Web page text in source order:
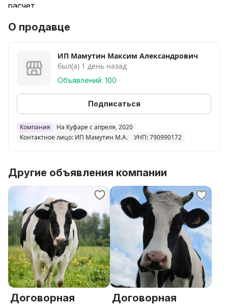
расчет.
О продавце
ИП Мамутин Максим Александрович
был(а) 1 день назад
Объявлений: 100
Подписаться
Компания
На Куфаре с апреля, 2020
Контактное лицо: ИП Мамутин М.А.
УНП: 790990172
Другие объявления компании
Договорная Договорная